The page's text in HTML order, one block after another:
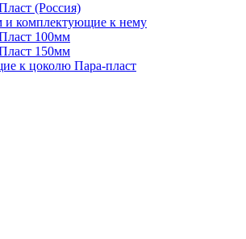
(Россия)
и комплектующие к нему
100мм
150мм
к цоколю Пара-пласт